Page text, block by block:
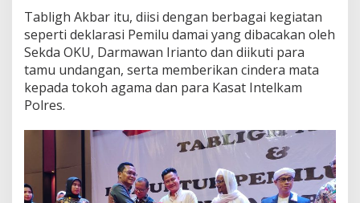
Tabligh Akbar itu, diisi dengan berbagai kegiatan
seperti deklarasi Pemilu damai yang dibacakan oleh
Sekda OKU, Darmawan Irianto dan diikuti para
tamu undangan, serta memberikan cindera mata
kepada tokoh agama dan para Kasat Intelkam
Polres.